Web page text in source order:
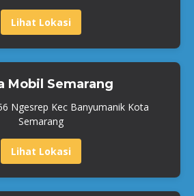
Lihat Lokasi
Mobil Semarang
Ngesrep Kec Banyumanik Kota
Semarang
Lihat Lokasi